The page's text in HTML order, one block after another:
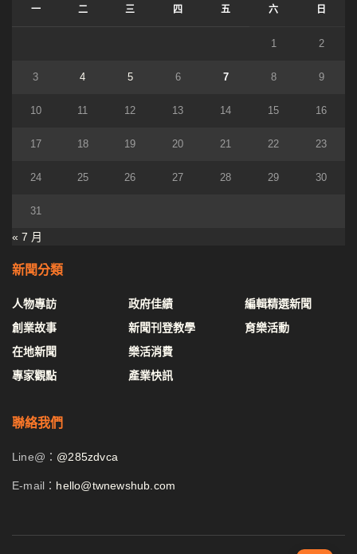
一 二 三 四 五 六 日
1 2
3 4 5 6 7 8 9
10 11 12 13 14 15 16
17 18 19 20 21 22 23
24 25 26 27 28 29 30
31
« 7 月
新聞分類
人物專訪
創業故事
在地新聞
專家觀點
政府佳績
新聞刊登教學
樂活消費
產業快訊
編輯精選新聞
育樂活動
聯絡我們
Line@： @285zdvca
E-mail： hello@twnewshub.com